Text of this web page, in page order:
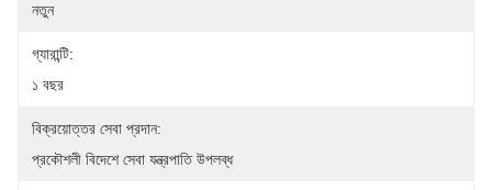
নতুন
গ্যারান্টি:
১ বছর
বিক্রয়োত্তর সেবা প্রদান:
প্রকৌশলী বিদেশে সেবা যন্ত্রপাতি উপলব্ধ